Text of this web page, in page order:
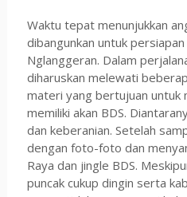
Waktu tepat menunjukkan
dibangunkan untuk
Nglanggeran. Dalam
diharuskan melewati
materi yang bertujuan untuk
memiliki akan BDS.
dan keberanian. Setelah
dengan foto-foto dan
Raya dan jingle BDS.
puncak cukup dingin serta